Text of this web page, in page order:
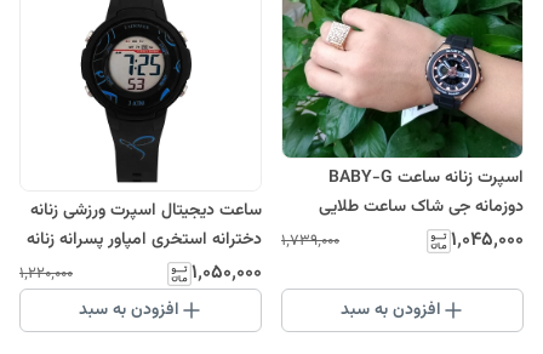
اسپرت زنانه ساعت BABY-G
دوزمانه جی شاک ساعت طلایی
مشکی دیجیتال و عقربه ای کرنومتر
۱٬۰۴۵٬۰۰۰ ۱٬۷۳۹٬۰۰۰
افزودن به سبد
ساعت دیجیتال اسپرت ورزشی زنانه
دخترانه استخری امپاور پسرانه زنانه
مشکی آبیSPOR زیبا و جذاب
صددرصد ضدآب ساعت شیک خاص
کادو
۱٬۰۵۰٬۰۰۰ ۱٬۲۲۰٬۰۰۰
افزودن به سبد